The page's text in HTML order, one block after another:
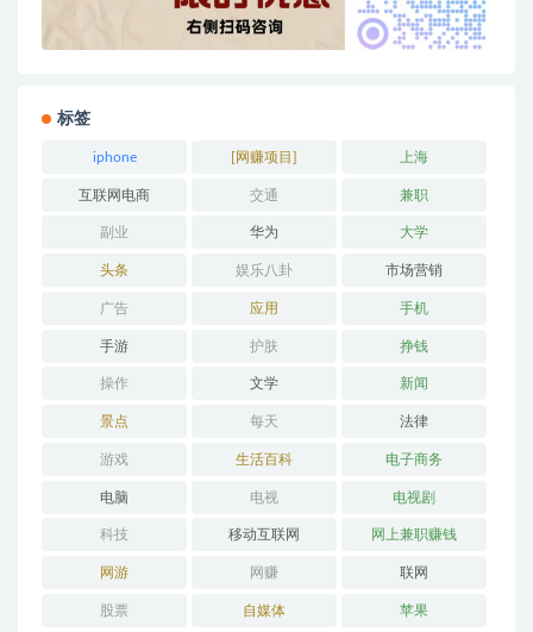
标签
iphone [网赚项目] 上海
互联网电商 交通 兼职
副业 华为 大学
头条 娱乐八卦 市场营销
广告 应用 手机
手游 护肤 挣钱
操作 文学 新闻
景点 每天 法律
游戏 生活百科 电子商务
电脑 电视 电视剧
科技 移动互联网 网上兼职赚钱
网游 网赚 联网
股票 自媒体 苹果